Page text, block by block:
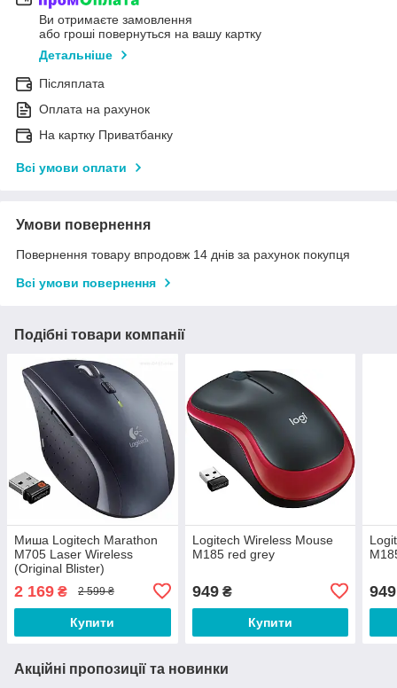
Ви отримаєте замовлення
або гроші повернуться на вашу картку
Детальніше
Післяплата
Оплата на рахунок
На картку Приватбанку
Всі умови оплати
Умови повернення
Повернення товару впродовж 14 днів за рахунок покупця
Всі умови повернення
Подібні товари компанії
Миша Logitech Marathon
M705 Laser Wireless
(Original Blister)
2 169 ₴ 2 599 ₴
Купити
Logitech Wireless Mouse
M185 red grey
949₴
Купити
949
Акційні пропозиції та новинки